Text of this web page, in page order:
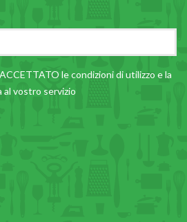
lecondizioni di utilizzo e la
al vostro servizio